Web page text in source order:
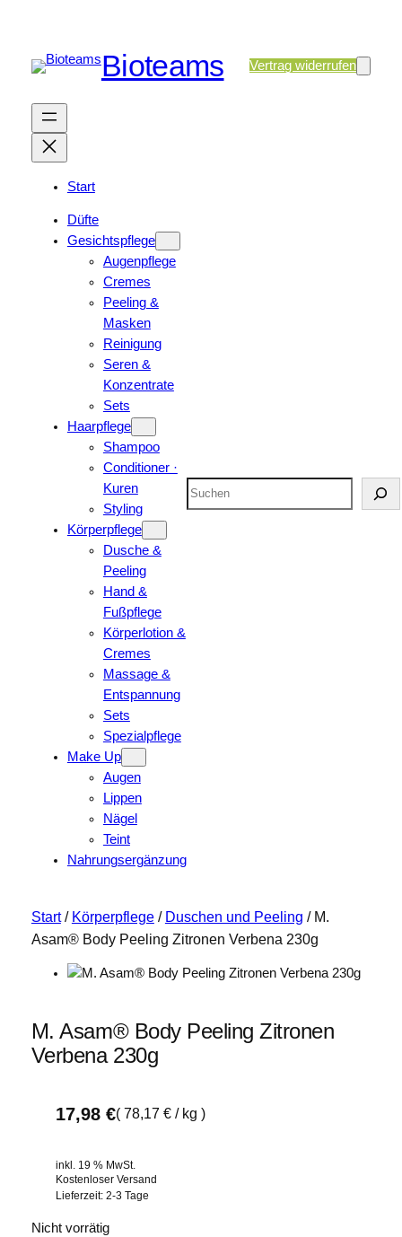
Bioteams Vertrag widerrufen
Start
Düfte
Gesichtspflege
Augenpflege
Cremes
Peeling &
Masken
Reinigung
Seren &
Konzentrate
Sets
Haarpflege
Shampoo
Conditioner ·
Kuren
Styling
Körperpflege
Dusche &
Peeling
Hand &
Fußpflege
Körperlotion &
Cremes
Massage &
Entspannung
Sets
Spezialpflege
Make Up
Augen
Lippen
Nägel
Teint
Nahrungsergänzung
Suchen
Start/ Körperpflege/ Duschen und Peeling / M.
Asam® Body Peeling Zitronen Verbena 230g
M. Asam® Body Peeling Zitronen
Verbena 230g
17,98 €( 78,17 €/ kg )
inkl. 19 % MwSt.
Kostenloser Versand
Lieferzeit: 2-3 Tage
Nicht vorrätig